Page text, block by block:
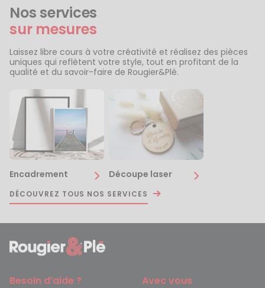
Nos services
sur mesures
Laissez libre cours à votre créativité et réalisez des pièces
uniques qui reflètent votre style, tout en profitant de la
qualité et du savoir-faire de Rougier&Plé.
Encadrement Découpe laser
DÉCOUVREZ TOUS NOS SERVICES
Besoin d’aide ? Avec vous